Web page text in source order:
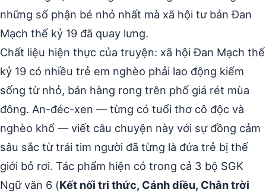
những số phận bé nhỏ nhất mà xã hội tư bản Đan
Mạch thế kỷ 19 đã quay lưng.
Chất liệu hiện thực của truyện: xã hội Đan Mạch thế
kỷ 19 có nhiều trẻ em nghèo phải lao động kiếm
sống từ nhỏ, bán hàng rong trên phố giá rét mùa
đông. An-đéc-xen — từng có tuổi thơ cô độc và
nghèo khổ — viết câu chuyện này với sự đồng cảm
sâu sắc từ trái tim người đã từng là đứa trẻ bị thế
giới bỏ rơi. Tác phẩm hiện có trong cả 3 bộ SGK
Ngữ văn 6 (Kết nối tri thức, Cánh diều, Chân trời